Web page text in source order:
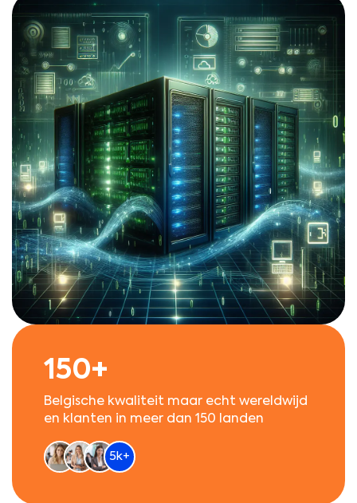
150+
Belgische kwaliteit maar echt wereldwijd
en klanten in meer dan 150 landen
5k+